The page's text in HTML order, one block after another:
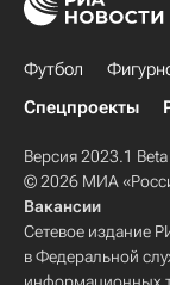
Футбол
Спецпроекты
Версия 2023.1 Beta
© 2026 МИА
Вакансии
Сетевое издание
в Федеральной